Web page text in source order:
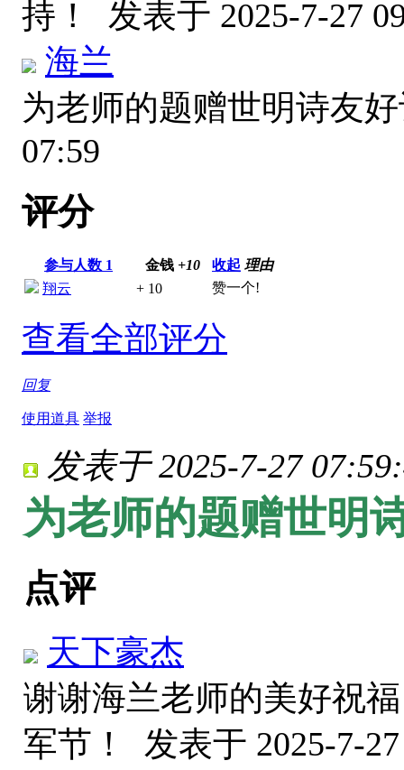
持！ 发表于 2025-7-27
海兰
为老师的题赠世明诗友
07:59
评分
参与人数 1 金钱 +10 收起 理由
翔云
+ 10 赞一个!
查看全部评分
回复
使用道具 举报
发表于 2025-7-27
为老师的题赠世明
点评
天下豪杰
谢谢海兰老师的美好祝
军节！ 发表于 2025-7-